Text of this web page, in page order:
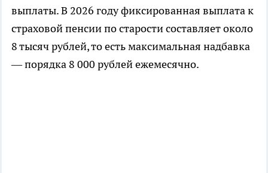
выплаты. В 2026 году фиксированная выплата к
страховой пенсии по старости составляет около
8 тысяч рублей, то есть максимальная надбавка
— порядка 8 000 рублей ежемесячно.